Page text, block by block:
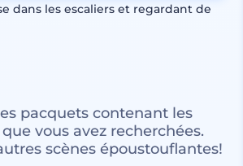
dans les escaliers et regardant de
pacquets contenant les
vous avez recherchées.
scènes époustouflantes!